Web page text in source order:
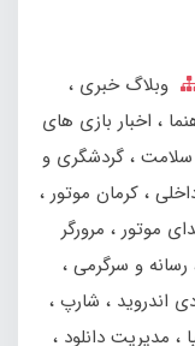
وبلاگ خبری
اخبار بازی های
گردشگری و
کرمان موتور
موتور
مرورگر
رسانه و سرگرمی
اندروید
شارپ
مدیریت دانلود